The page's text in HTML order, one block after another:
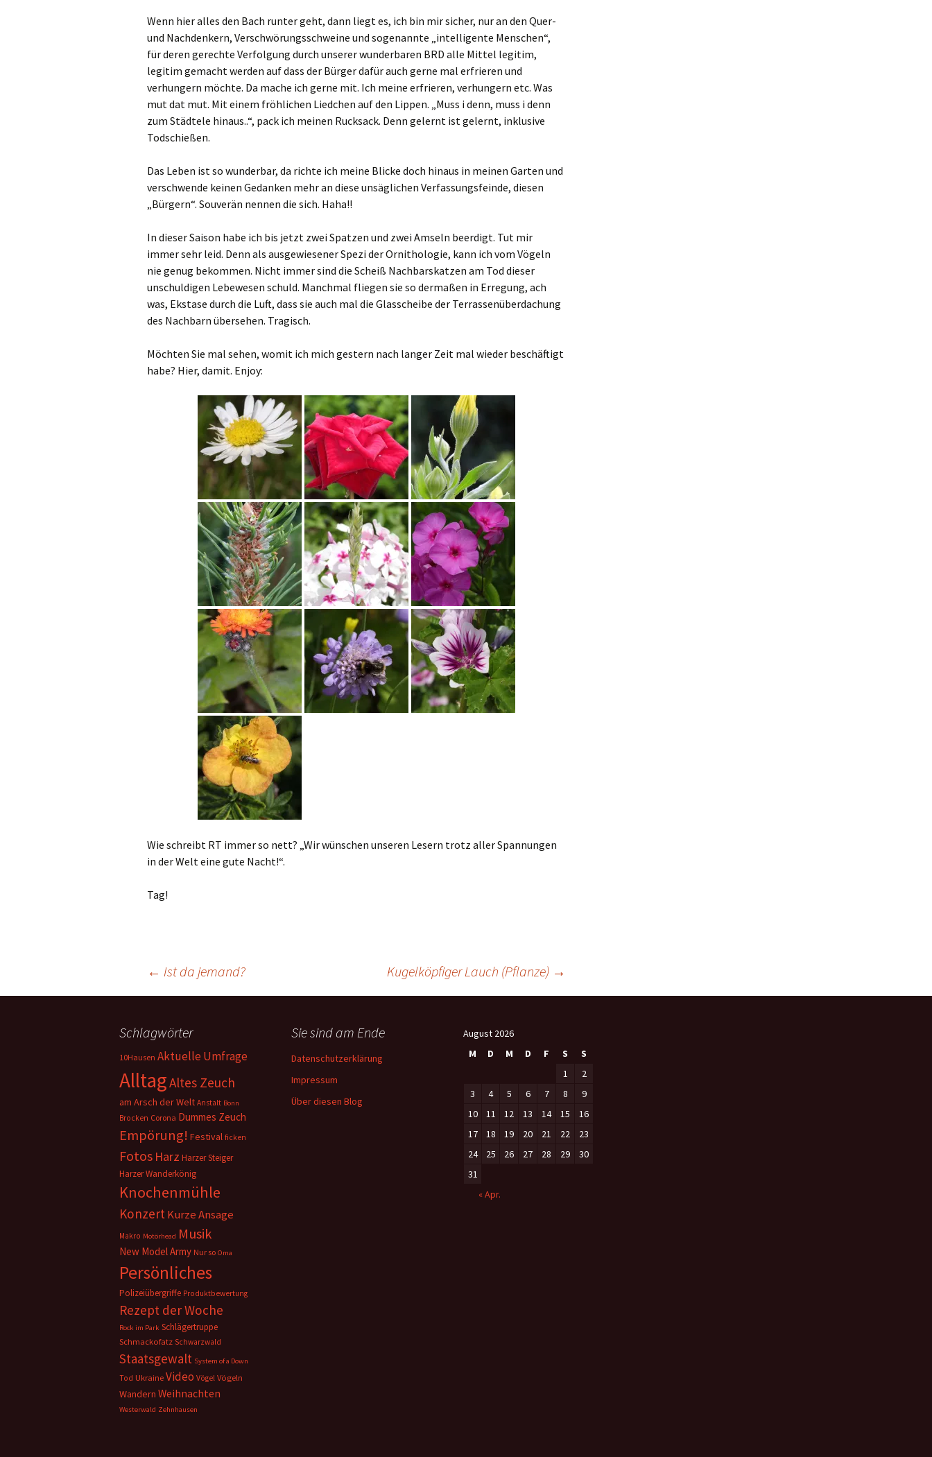
Wenn hier alles den Bach runter geht, dann liegt es, ich bin mir sicher, nur an den Quer-
und Nachdenkern, Verschwörungsschweine und sogenannte „intelligente Menschen“,
für deren gerechte Verfolgung durch unserer wunderbaren BRD alle Mittel legitim,
legitim gemacht werden auf dass der Bürger dafür auch gerne mal erfrieren und
verhungern möchte. Da mache ich gerne mit. Ich meine erfrieren, verhungern etc. Was
mut dat mut. Mit einem fröhlichen Liedchen auf den Lippen. „Muss i denn, muss i denn
zum Städtele hinaus..“, pack ich meinen Rucksack. Denn gelernt ist gelernt, inklusive
Todschießen.
Das Leben ist so wunderbar, da richte ich meine Blicke doch hinaus in meinen Garten und
verschwende keinen Gedanken mehr an diese unsäglichen Verfassungsfeinde, diesen
„Bürgern“. Souverän nennen die sich. Haha!!
In dieser Saison habe ich bis jetzt zwei Spatzen und zwei Amseln beerdigt. Tut mir
immer sehr leid. Denn als ausgewiesener Spezi der Ornithologie, kann ich vom Vögeln
nie genug bekommen. Nicht immer sind die Scheiß Nachbarskatzen am Tod dieser
unschuldigen Lebewesen schuld. Manchmal fliegen sie so dermaßen in Erregung, ach
was, Ekstase durch die Luft, dass sie auch mal die Glasscheibe der Terrassenüberdachung
des Nachbarn übersehen. Tragisch.
Möchten Sie mal sehen, womit ich mich gestern nach langer Zeit mal wieder beschäftigt
habe? Hier, damit. Enjoy:
Wie schreibt RT immer so nett? „Wir wünschen unseren Lesern trotz aller Spannungen
in der Welt eine gute Nacht!“.
Tag!
Beitragsnavigation
← Ist da jemand? Kugelköpfiger Lauch (Pflanze) →
Schlagwörter
10Hausen Aktuelle Umfrage
AlltagAltes Zeuch
am Arsch der Welt Anstalt Bonn
Brocken Corona Dummes Zeuch
Empörung! Festival ficken
Fotos Harz Harzer Steiger
Harzer Wanderkönig
Knochenmühle
KonzertKurze Ansage
Makro Motörhead Musik
New Model Army Nur so Oma
Persönliches
Polizeiübergriffe Produktbewertung
Rezept der Woche
Rock im Park Schlägertruppe
Schmackofatz Schwarzwald
Staatsgewalt System of a Down
Tod Ukraine Video Vögel Vögeln
Wandern Weihnachten
Westerwald Zehnhausen
Sie sind am Ende
Datenschutzerklärung
Impressum
Über diesen Blog
August 2026
M
D M D F S
S
1
2
3
4 5 6 7 8
9
10
11 12 13 14 15
16
17
18 19 20 21 22
23
24
25 26 27 28 29
30
31
« Apr.